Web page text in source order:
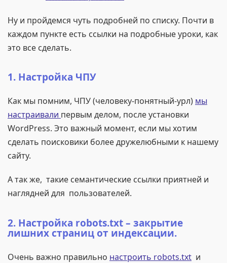
Ну и пройдемся чуть подробней по списку. Почти в
каждом пункте есть ссылки на подробные уроки, как
это все сделать.
1. Настройка ЧПУ
Как мы помним, ЧПУ (человеку-понятный-урл) мы
настраивали первым делом, после установки
WordPress. Это важный момент, если мы хотим
сделать поисковики более дружелюбными к нашему
сайту.
А так же, такие семантические ссылки приятней и
наглядней для пользователей.
2. Настройка robots.txt – закрытие
лишних страниц от индексации.
Очень важно правильно настроить robots.txt и